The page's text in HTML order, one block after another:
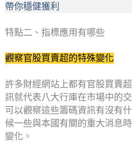
帶你穩健獲利
特點二、指標應用有哪些
觀察官股買賣超的特殊變化
許多財經網站上都有官股買賣
訊就代表八大行庫在市場中的
可以觀察這些籌碼資訊有沒有
候一些與本國有關的重大消息
變化。